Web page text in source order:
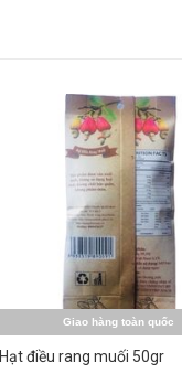
Giao hàng toàn quốc
Hạt điều rang muối 50gr